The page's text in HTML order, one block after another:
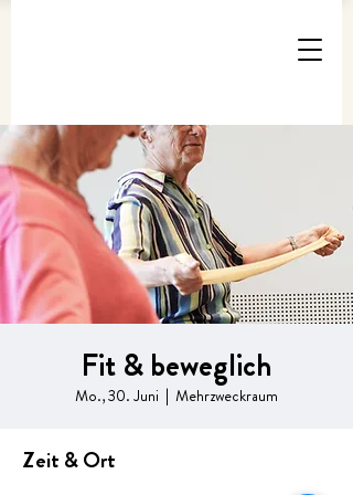
Fit & beweglich
Mo., 30. Juni
  |
Mehrzweckraum
Zeit & Ort